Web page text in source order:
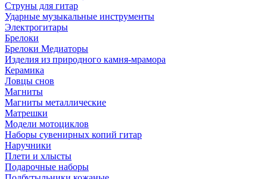
Струны для гитар
Ударные музыкальные инструменты
Электрогитары
Брелоки
Брелоки Медиаторы
Изделия из природного камня-мрамора
Керамика
Ловцы снов
Магниты
Магниты металлические
Матрешки
Модели мотоциклов
Наборы сувенирных копий гитар
Наручники
Плети и хлысты
Подарочные наборы